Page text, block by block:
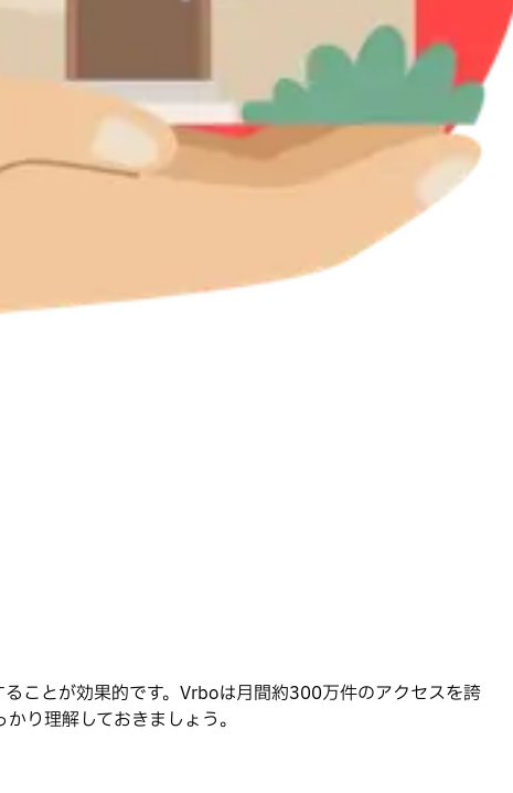
ことが効果的です。Vrboは月間約300万件のアクセスを誇
り理解しておきましょう。